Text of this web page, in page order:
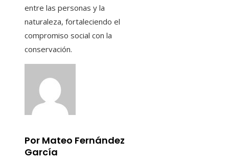
entre las personas y la
naturaleza, fortaleciendo el
compromiso social con la
conservación.
Por Mateo Fernández
García